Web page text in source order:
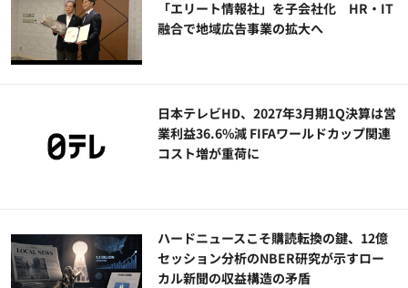
「エリート情報社」を子会社化 HR・IT
融合で地域広告事業の拡大へ
日本テレビHD、2027年3月期1Q決算は営
業利益36.6%減 FIFAワールドカップ関連
コスト増が重荷に
ハードニュースこそ購読転換の鍵、12億
セッション分析のNBER研究が示すロー
カル新聞の収益構造の矛盾